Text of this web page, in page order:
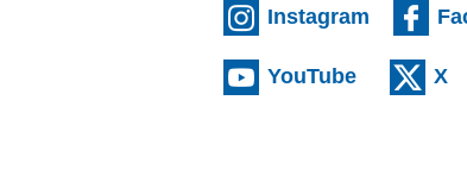
Instagram
YouTube (external
X